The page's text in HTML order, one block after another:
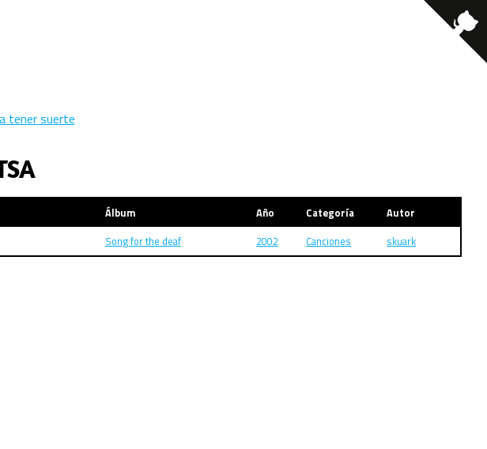
tener suerte
Álbum Año Categoría
Autor
Song for the deaf 2002 Canciones skuark